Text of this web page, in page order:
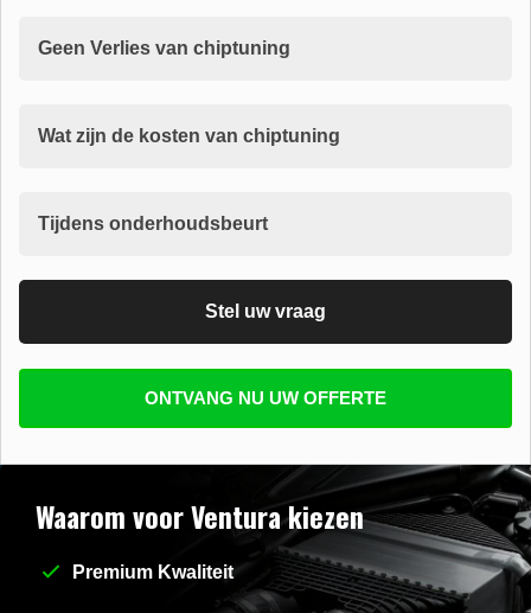
Geen Verlies van chiptuning
Wat zijn de kosten van chiptuning
Tijdens onderhoudsbeurt
Stel uw vraag
Stel uw vraag*
ONTVANG NU UW OFFERTE
Waarom voor Ventura kiezen
Premium Kwaliteit